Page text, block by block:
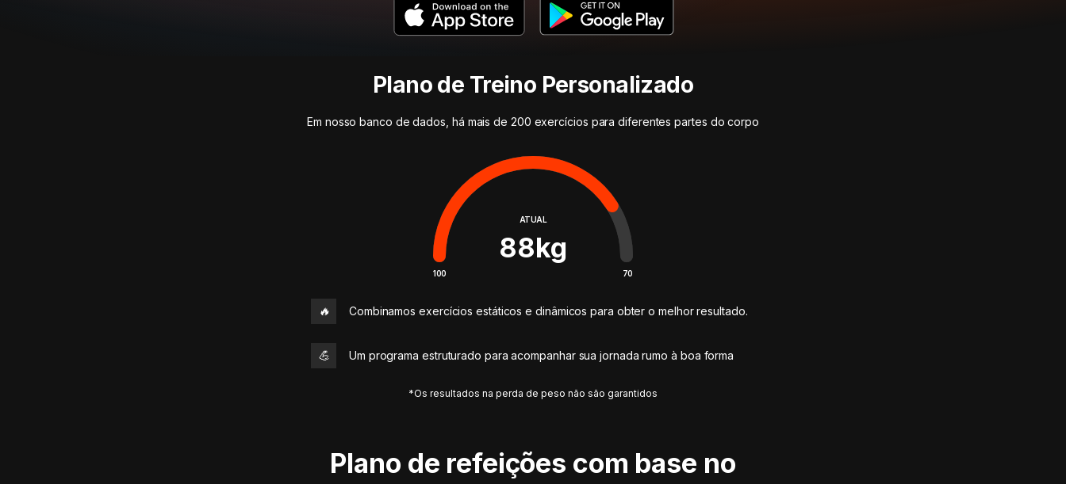
Plano de Treino Personalizado
Em nosso banco de dados, há mais de 200 exercícios para diferentes partes do corpo
ATUAL
88kg
100 70
🔥 Combinamos exercícios estáticos e dinâmicos para obter o melhor resultado.
💪 Um programa estruturado para acompanhar sua jornada rumo à boa forma
*Os resultados na perda de peso não são garantidos
Plano de refeições com base no